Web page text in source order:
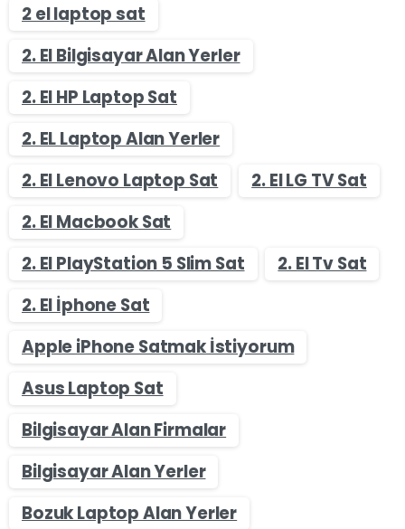
2 el laptop sat
2. El Bilgisayar Alan Yerler
2. El HP Laptop Sat
2. EL Laptop Alan Yerler
2. El Lenovo Laptop Sat
2. El LG TV Sat
2. El Macbook Sat
2. El PlayStation 5 Slim Sat
2. El Tv Sat
2. El İphone Sat
Apple iPhone Satmak İstiyorum
Asus Laptop Sat
Bilgisayar Alan Firmalar
Bilgisayar Alan Yerler
Bozuk Laptop Alan Yerler